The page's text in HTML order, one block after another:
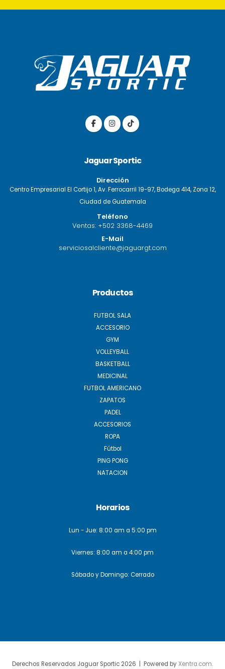
Jaguar Sportic
Dirección
Centro Empresarial El Cortijo 1, Av. Ferrocarril 19-97, Bodega 414, Zona 12,
Ciudad de Guatemala
Teléfono
Ventas: +502 3368-4469
E-Mail
serviciosalcliente@jaguargt.com
Productos
FUTBOL SALA
ACCESORIO
GYM
VOLLEYBALL
BASKETBALL
MEDICINAL
FUTBOL AMERICANO
ZAPATOS
PADEL
ACCESORIOS
ROPA
Fútbol
PING PONG
NATACION
Horarios
Lun - Jue: 8:00 am a 5:00 pm
Viernes: 8:00 am a 4:00 pm
Sábado y Domingo: Cerrado
Derechos Reservados Jaguar Sportic 2026 | Powered byXentra.com.